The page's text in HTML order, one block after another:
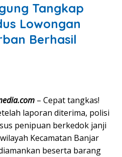
Tangkap
Lowongan
Berhasil
– Cepat tangkas!
laporan diterima, polisi
penipuan berkedok janji
Kecamatan Banjar
beserta barang